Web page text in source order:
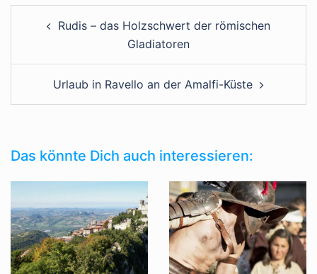
Rudis – das Holzschwert der römischen
Gladiatoren
Urlaub in Ravello an der Amalfi-Küste
Das könnte Dich auch interessieren: